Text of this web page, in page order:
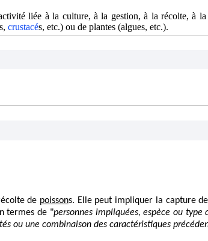
liée à la culture, à la gestion, à la récolte, à
s,crustacés, etc.) ou de plantes (algues, etc.).
de poissons. Elle peut impliquer la capture de
termes de "personnes impliquées, espèce ou type
ou une combinaison des caractéristiques